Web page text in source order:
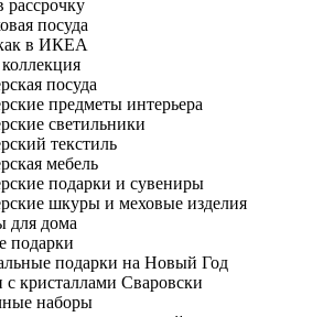
рассрочку
посуда
в ИКЕА
посуда
предметы интерьера
светильники
текстиль
мебель
подарки и сувениры
шкуры и меховые изделия
для дома
подарки
подарки на Новый Год
с кристаллами Сваровски
наборы